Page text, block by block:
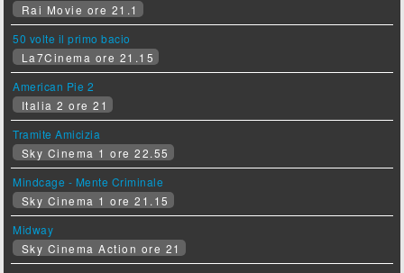
Rai Movie ore 21.1
50 volte il primo bacio
La7Cinema ore 21.15
American Pie 2
Italia 2 ore 21
Tramite Amicizia
Sky Cinema 1 ore 22.55
Mindcage - Mente Criminale
Sky Cinema 1 ore 21.15
Midway
Sky Cinema Action ore 21